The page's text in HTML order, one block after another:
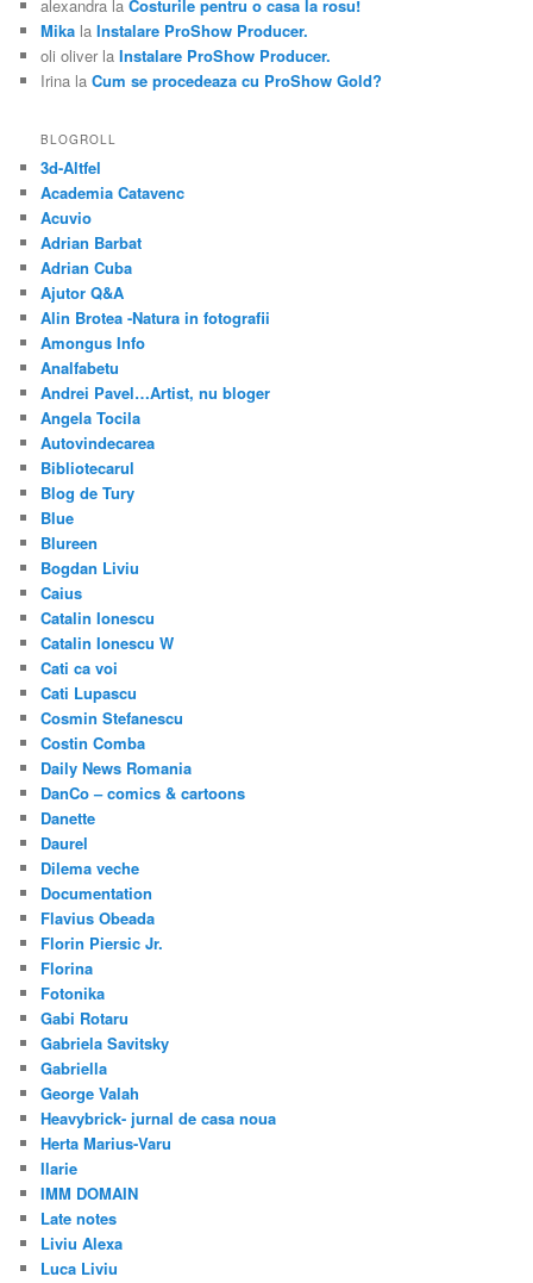
alexandra laCosturile pentru o casa la rosu!
Mika laInstalare ProShow Producer.
oli oliver laInstalare ProShow Producer.
Irina laCum se procedeaza cu ProShow Gold?
BLOGROLL
3d-Altfel
Academia Catavenc
Acuvio
Adrian Barbat
Adrian Cuba
Ajutor Q&A
Alin Brotea -Natura in fotografii
Amongus Info
Analfabetu
Andrei Pavel…Artist, nu bloger
Angela Tocila
Autovindecarea
Bibliotecarul
Blog de Tury
Blue
Blureen
Bogdan Liviu
Caius
Catalin Ionescu
Catalin Ionescu W
Cati ca voi
Cati Lupascu
Cosmin Stefanescu
Costin Comba
Daily News Romania
DanCo – comics & cartoons
Danette
Daurel
Dilema veche
Documentation
Flavius Obeada
Florin Piersic Jr.
Florina
Fotonika
Gabi Rotaru
Gabriela Savitsky
Gabriella
George Valah
Heavybrick- jurnal de casa noua
Herta Marius-Varu
Ilarie
IMM DOMAIN
Late notes
Liviu Alexa
Luca Liviu